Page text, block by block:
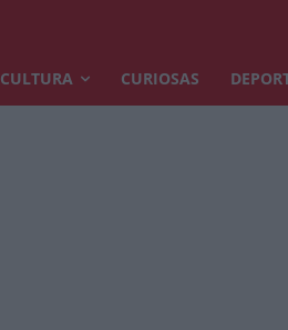
CULTURA CURIOSAS